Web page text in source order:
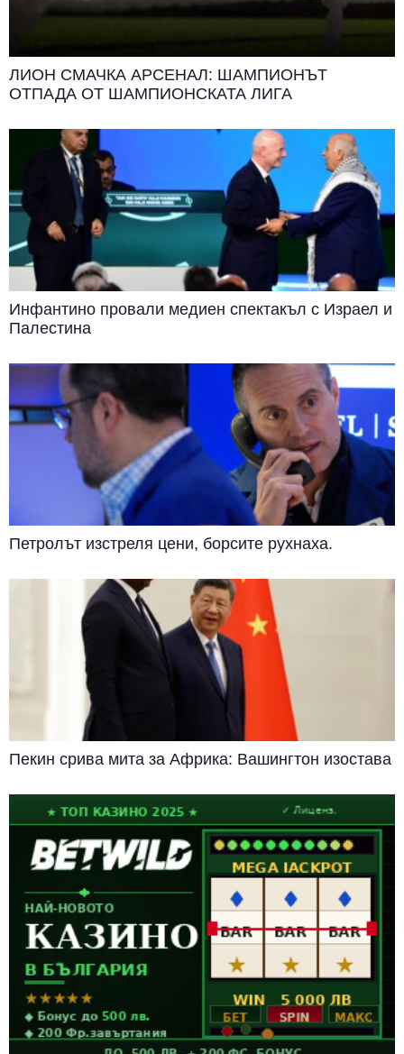
ЛИОН СМАЧКА АРСЕНАЛ: ШАМПИОНЪТ
ОТПАДА ОТ ШАМПИОНСКАТА ЛИГА
Инфантино провали медиен спектакъл с Израел и
Палестина
Петролът изстреля цени, борсите рухнаха.
Пекин срива мита за Африка: Вашингтон изостава